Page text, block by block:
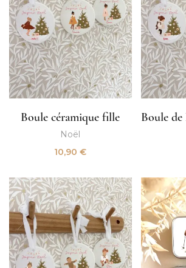
Boule céramique fille
Noël
10,90€